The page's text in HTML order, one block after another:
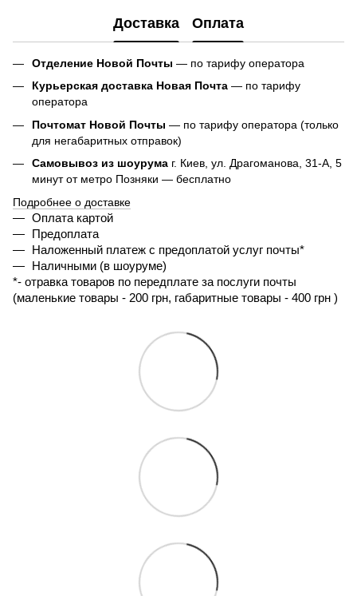
Доставка Оплата
Отделение Новой Почты — по тарифу оператора
Курьерская доставка Новая Почта — по тарифу
оператора
Почтомат Новой Почты — по тарифу оператора (только
для негабаритных отправок)
Самовывоз из шоурума г. Киев, ул. Драгоманова, 31-А, 5
минут от метро Позняки — бесплатно
Подробнее о доставке
Оплата картой
Предоплата
Наложенный платеж с предоплатой услуг почты*
Наличными (в шоуруме)
*- отравка товаров по передплате за послуги почты
(маленькие товары - 200 грн, габаритные товары - 400 грн )